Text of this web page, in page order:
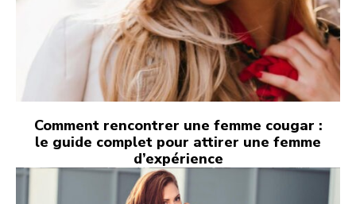
Comment rencontrer une femme cougar :
le guide complet pour attirer une femme
d’expérience